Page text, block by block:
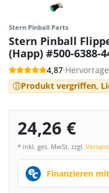
Stern Pinball Parts
Stern Pinball
(Happ) #500-6388-
4,87·
Produkt vergriffen,
24,26 €
* inkl. ges. MwSt. zzgl.
Finanzieren